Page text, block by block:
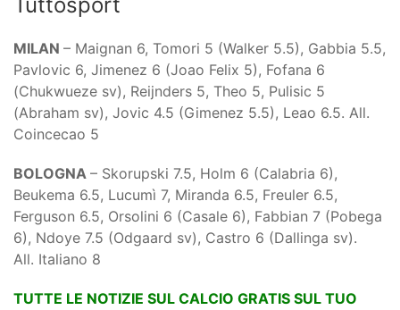
MILAN – Maignan 6, Tomori 5 (Walker 5.5), Gabbia 5.5,
Pavlovic 6, Jimenez 6 (Joao Felix 5), Fofana 6
(Chukwueze sv), Reijnders 5, Theo 5, Pulisic 5
(Abraham sv), Jovic 4.5 (Gimenez 5.5), Leao 6.5. All.
Coincecao 5
BOLOGNA – Skorupski 7.5, Holm 6 (Calabria 6),
Beukema 6.5, Lucumì 7, Miranda 6.5, Freuler 6.5,
Ferguson 6.5, Orsolini 6 (Casale 6), Fabbian 7 (Pobega
6), Ndoye 7.5 (Odgaard sv), Castro 6 (Dallinga sv).
All. Italiano 8
TUTTE LE NOTIZIE SUL CALCIO GRATIS SUL TUO